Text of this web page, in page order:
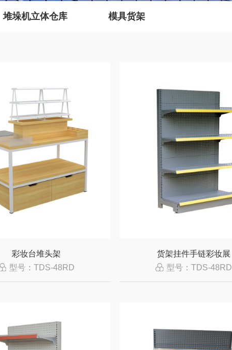
堆垛机立体仓库 模具货架
彩妆台堆头架
型号：TDS-48RD
货架挂件手链彩妆展
型号：TDS-48RD